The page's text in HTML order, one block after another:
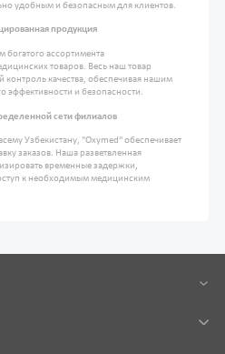
удобным и безопасным для клиентов.
продукция
богатого ассортимента
товаров. Весь наш товар
качества, обеспечивая нашим
эффективности и безопасности.
сети филиалов
Узбекистану, "Oxymed" обеспечивает
заказов. Наша разветвленная
временные задержки,
к необходимым медицинским